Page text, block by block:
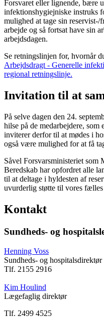
Forsvaret eller lignende, bære
infektionshygiejniske instruks
mulighed at tage sin
arbejde og så fortsat have sin
arbejdsdagen.
Se retningslinjen for, hvornår
Arbejdsdragt - Generelle
regional retningslinje.
Invitation til at
På selve dagen den 24.
hilse på de medarbejdere,
inviterer derfor til at mødes i
også være mulighed for at få
Såvel Forsvarsministeriet som
Beredskab har opfordret alle
til at deltage i hyldesten af
uvurderlig støtte til vores
Kontakt
Sundheds- og
Henning Voss
Sundheds- og hospitalsdirektør
Tlf. 2155 2916
Kim Houlind
Lægefaglig direktør
Tlf. 2499 4525